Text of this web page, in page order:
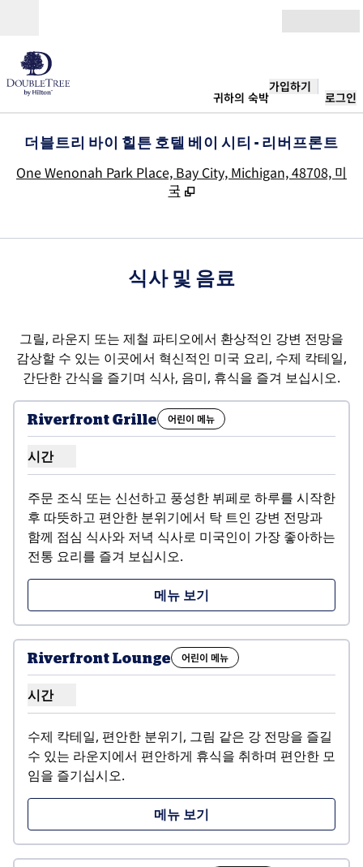
귀하의 숙박
가입하기
로그인
더블트리 바이 힐튼 호텔 베이 시티 - 리버프론트
One Wenonah Park Place, Bay City, Michigan, 48708, 미
국
식사 및 음료
그릴, 라운지 또는 제철 파티오에서 환상적인 강변 전망을
감상할 수 있는 이곳에서 혁신적인 미국 요리, 수제 칵테일,
간단한 간식을 즐기며 식사, 음미, 휴식을 즐겨 보십시오.
Riverfront Grille 어린이 메뉴
시간
리버프론트 그릴 시간 표시
주문 조식 또는 신선하고 풍성한 뷔페로 하루를 시작한
후 따뜻하고 편안한 분위기에서 탁 트인 강변 전망과
함께 점심 식사와 저녁 식사로 미국인이 가장 좋아하는
전통 요리를 즐겨 보십시오.
메뉴 보기
,새 탭 열림
Riverfront Lounge 어린이 메뉴
시간
리버프론트 라운지 시간 표시
수제 칵테일, 편안한 분위기, 그림 같은 강 전망을 즐길
수 있는 라운지에서 편안하게 휴식을 취하며 편안한 모
임을 즐기십시오.
메뉴 보기
,새 탭 열림